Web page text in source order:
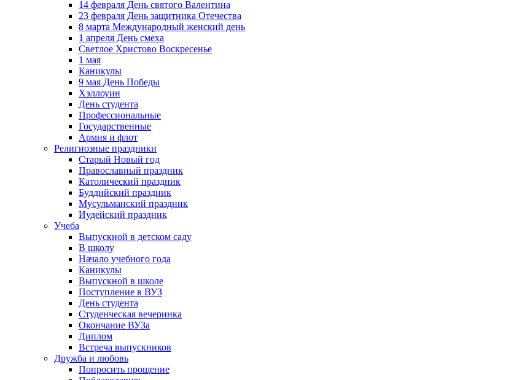
14 февраля День святого Валентина
23 февраля День защитника Отечества
8 марта Международный женский день
1 апреля День смеха
Светлое Христово Воскресенье
1 мая
Каникулы
9 мая День Победы
Хэллоуин
День студента
Профессиональные
Государственные
Армия и флот
Религиозные праздники
Старый Новый год
Православный праздник
Католический праздник
Буддийский праздник
Мусульманский праздник
Иудейский праздник
Учеба
Выпускной в детском саду
В школу
Начало учебного года
Каникулы
Выпускной в школе
Поступление в ВУЗ
День студента
Студенческая вечеринка
Окончание ВУЗа
Диплом
Встреча выпускников
Дружба и любовь
Попросить прощение